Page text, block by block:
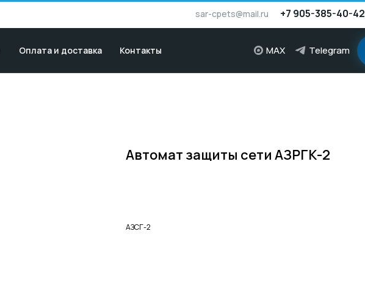
Оплата и доставка Контакты
sar-cpets@mail.ru +7 905-385-40-42
Telegram
MAX
Автомат защиты сети АЗРГК-2
АЗСГ-2